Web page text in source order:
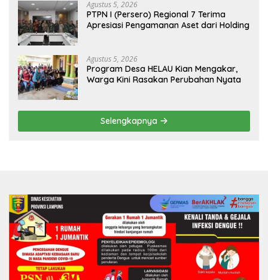
Agustus 5, 2026
PTPN I (Persero) Regional 7 Terima
Apresiasi Pengamanan Aset dari Holding
Agustus 5, 2026
Program Desa HELAU Kian Mengakar,
Warga Kini Rasakan Perubahan Nyata
Selengkapnya